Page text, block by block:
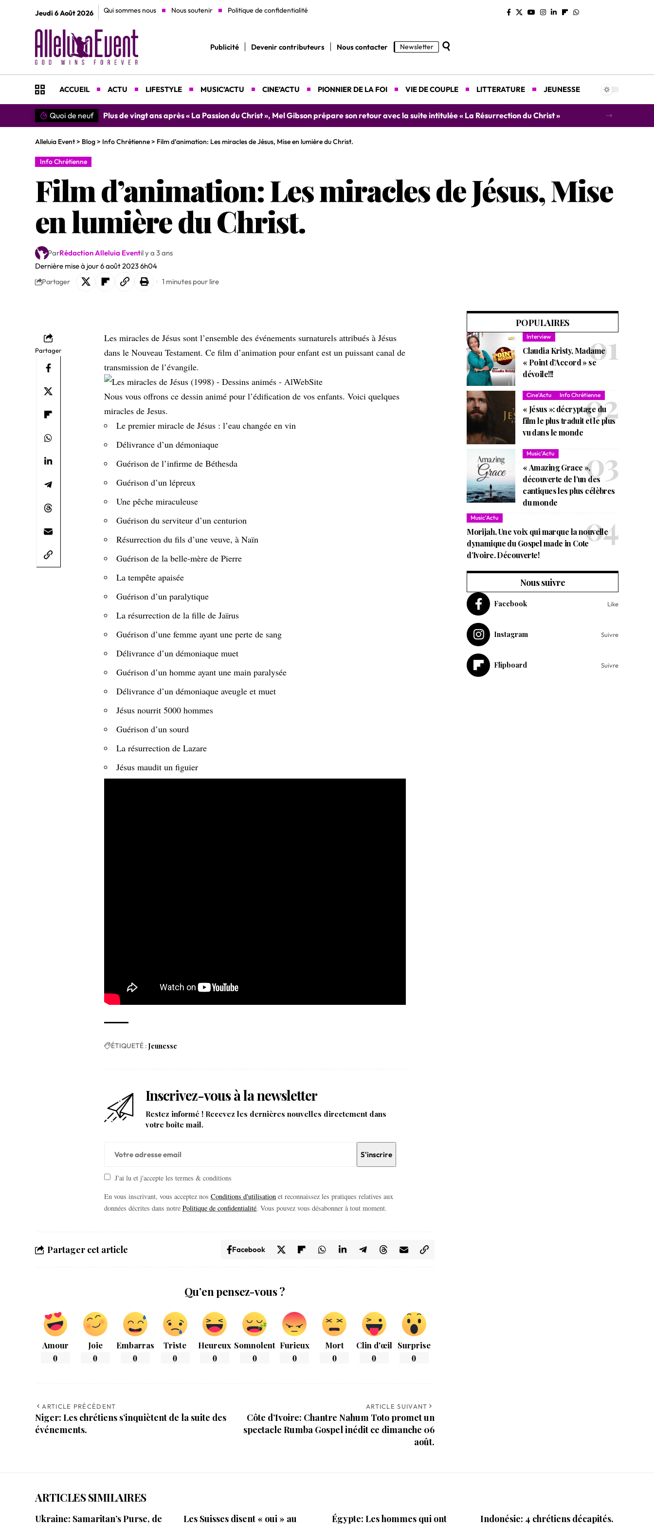
Jeudi 6 Août 2026 Qui sommes nous Nous soutenir Politique de confidentialité
Publicité Devenir contributeurs Nous contacter Newsletter
ACCUEIL ACTU LIFESTYLE MUSIC’ACTU CINE’ACTU PIONNIER DE LA FOI VIE DE COUPLE LITTERATURE JEUNESSE
Quoi de neuf
du Christ » »SIMPLEMENT MERCI » : Chantre Lyah donne rendez-vous le 9 août prochain à Abidjan pour un concert caritatif au profit des orphelins
Alleluia Event> Blog> Info Chrétienne> Film d’animation: Les miracles de Jésus, Mise en lumière du Christ.
Info Chrétienne
Film d’animation: Les miracles de Jésus, Mise
en lumière du Christ.
Dernière mise à jour 6 août 2023 6h04
ParRédaction Alleluia Eventil y a 3 ans
Partager 1 minutes pour lire
Partager
Les miracles de Jésus sont l’ensemble des événements surnaturels attribués à Jésus
dans le Nouveau Testament. Ce film d’animation pour enfant est un puissant canal de
transmission de l’évangile.
Nous vous offrons ce dessin animé pour l’édification de vos enfants. Voici quelques
miracles de Jesus.
Le premier miracle de Jésus : l’eau changée en vin
Délivrance d’un démoniaque
Guérison de l’infirme de Béthesda
Guérison d’un lépreux
Une pêche miraculeuse
Guérison du serviteur d’un centurion
Résurrection du fils d’une veuve, à Naïn
Guérison de la belle-mère de Pierre
La tempête apaisée
Guérison d’un paralytique
La résurrection de la fille de Jaïrus
Guérison d’une femme ayant une perte de sang
Délivrance d’un démoniaque muet
Guérison d’un homme ayant une main paralysée
Délivrance d’un démoniaque aveugle et muet
Jésus nourrit 5000 hommes
Guérison d’un sourd
La résurrection de Lazare
Jésus maudit un figuier
ÉTIQUETÉ : Jeunesse
Inscrivez-vous à la newsletter
Restez informé ! Recevez les dernières nouvelles directement dans
votre boîte mail.
J'ai lu et j'accepte les termes & conditions
En vous inscrivant, vous acceptez nosConditions d'utilisation et reconnaissez les pratiques relatives aux
données décrites dans notrePolitique de confidentialité. Vous pouvez vous désabonner à tout moment.
Partager cet article Facebook
Qu’en pensez-vous ?
Amour
0
Joie
0
Embarras
0
Triste
0
Heureux
0
Somnolent
0
Furieux
0
Mort
0
Clin d'œil
0
Surprise
0
ARTICLE PRÉCÉDENT
Niger: Les chrétiens s’inquiètent de la suite des
événements.
ARTICLE SUIVANT
Côte d’Ivoire: Chantre Nahum Toto promet un
spectacle Rumba Gospel inédit ce dimanche 06
août.
POPULAIRES
Interview
Claudia Kristy, Madame
« Point d’Accord » se
dévoile!!!
Cine'Actu Info Chrétienne
« Jésus »: décryptage du
film le plus traduit et le plus
vu dans le monde
Music'Actu
« Amazing Grace »,
découverte de l’un des
cantiques les plus célèbres
du monde
Music'Actu
Morijah, Une voix qui marque la nouvelle
dynamique du Gospel made in Cote
d’Ivoire. Découverte!
Nous suivre
Facebook Like
Instagram Suivre
Flipboard Suivre
ARTICLES SIMILAIRES
Ukraine: Samaritan’s Purse, de
Les Suisses disent « oui » au
Égypte: Les hommes qui ont
Indonésie: 4 chrétiens décapités.